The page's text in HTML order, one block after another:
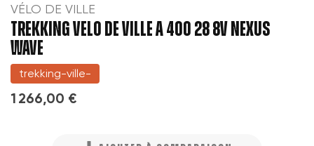
VÉLO DE VILLE
TREKKING VELO DE VILLE A 400 28 8V NEXUS
WAVE
trekking-ville-
1 266,00 €